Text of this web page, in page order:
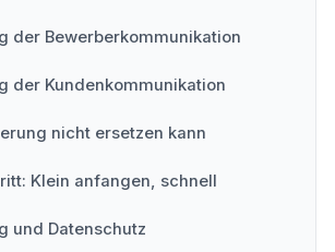
der Bewerberkommunikation
der Kundenkommunikation
nicht ersetzen kann
Klein anfangen, schnell
und Datenschutz